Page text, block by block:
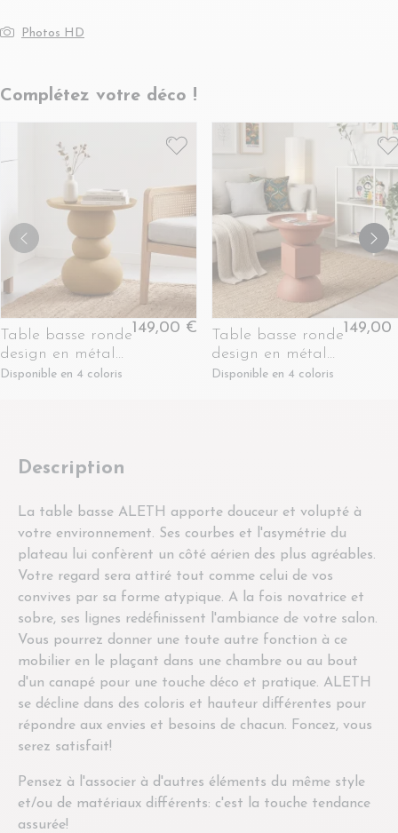
Photos HD
Complétez votre déco !
Table basse ronde
design en métal
coloré D41 -
Disponible en 4 coloris
149,00 €
Table basse ronde
design en métal
coloré D41 - POLA
Disponible en 4 coloris
149,00
Description
La table basse ALETH apporte douceur et volupté à
votre environnement. Ses courbes et l'asymétrie du
plateau lui confèrent un côté aérien des plus agréables.
Votre regard sera attiré tout comme celui de vos
convives par sa forme atypique. A la fois novatrice et
sobre, ses lignes redéfinissent l'ambiance de votre salon.
Vous pourrez donner une toute autre fonction à ce
mobilier en le plaçant dans une chambre ou au bout
d'un canapé pour une touche déco et pratique. ALETH
se décline dans des coloris et hauteur différentes pour
répondre aux envies et besoins de chacun. Foncez, vous
serez satisfait!
Pensez à l'associer à d'autres éléments du même style
et/ou de matériaux différents: c'est la touche tendance
assurée!